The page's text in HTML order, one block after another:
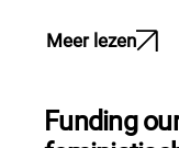
Meer lezen
Funding